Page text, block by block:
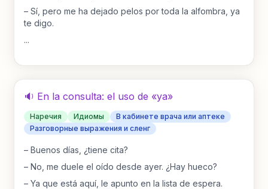
– Sí, pero me ha dejado pelos por toda la alfombra, ya
te digo.
...
🔉 En la consulta: el uso de «ya»
Наречия Идиомы
В кабинете врача или аптеке
Разговорные выражения и сленг
– Buenos días, ¿tiene cita?
– No, me duele el oído desde ayer. ¿Hay hueco?
– Ya que está aquí, le apunto en la lista de espera.